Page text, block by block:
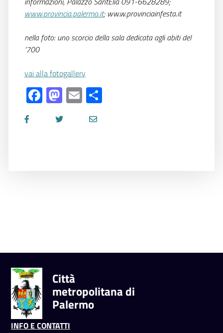
www.provincia.palermo.it; ww.w.provinciainfesta.it
nella foto: uno scorcio della sala dedicata agli abiti del
‘700
vai alla fotogallery
Facebook
Mastodon
Email
Città
metropolitana di
Palermo
INFO E CONTATTI